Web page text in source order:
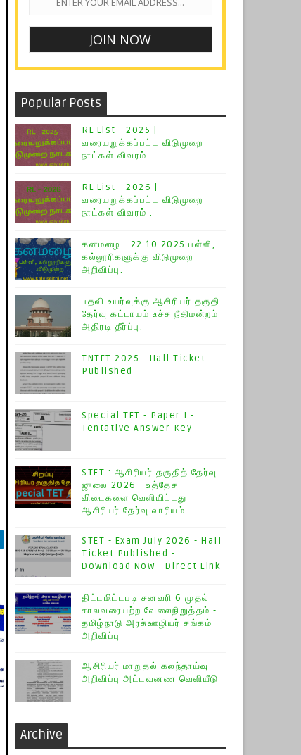
Popular Posts
RL List - 2025 |
வரையறுக்கப்பட்ட விடுமுறை
நாட்கள் விவரம் :
RL List - 2026 |
வரையறுக்கப்பட்ட விடுமுறை
நாட்கள் விவரம் :
கனமழை - 22.10.2025 பள்ளி,
கல்லூரிகளுக்கு விடுமுறை
அறிவிப்பு.
பதவி உயர்வுக்கு ஆசிரியர் தகுதி
தேர்வு கட்டாயம் உச்ச நீதிமன்றம்
அதிரடி தீர்ப்பு.
TNTET 2025 - Hall Ticket
Published
Special TET - Paper I -
Tentative Answer Key
STET : ஆசிரியர் தகுதித் தேர்வு
ஜுலை 2026 - உத்தேச
விடைகளை வெளியிட்டது
ஆசிரியர் தேர்வு வாரியம்
STET - Exam July 2026 - Hall
Ticket Published -
Download Now - Direct Link
திட்டமிட்டபடி சனவரி 6 முதல்
காலவரையற்ற வேலைநிறுத்தம் -
தமிழ்நாடு அரசு்ஊழியர் சங்கம்
அறிவிப்பு
ஆசிரியர் மாறுதல் கலந்தாய்வு
அறிவிப்பு அட்டவனண வெளியீடு
Archive